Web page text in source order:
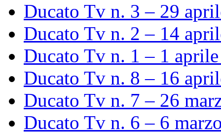
Ducato Tv n. 3 – 29
Ducato Tv n. 2 – 14
Ducato Tv n. 1 – 1
Ducato Tv n. 8 – 16
Ducato Tv n. 7 – 26
Ducato Tv n. 6 – 6